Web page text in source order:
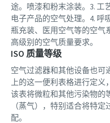
途。喷漆和粉末涂装。3. 工
电子产品的空气处理。4. 呼
瓶充装、医用空气等的空气
高级别的空气质量要求。
ISO 质量等级
空气过滤器和其他设备也可
上的这一便利表格进行定义
该表将微粒和其他污染物的
（蒸气），特别适合将特
配。